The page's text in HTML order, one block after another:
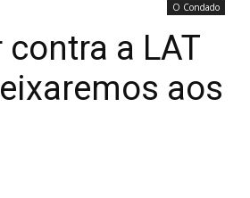
O Condado
a LAT
aos